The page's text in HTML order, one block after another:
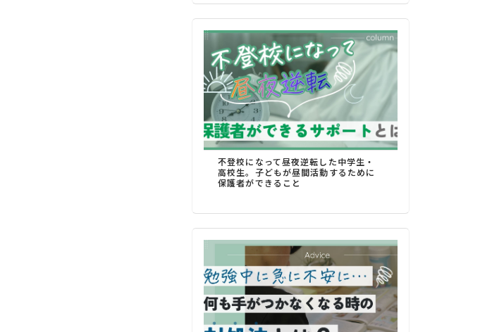
不登校になって昼夜逆転した中学生・
高校生。子どもが昼間活動するために
保護者ができること